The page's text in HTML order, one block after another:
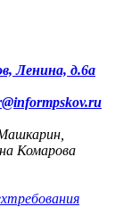
Ленина, д.6а
Комарова